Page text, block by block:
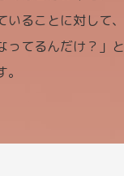
いることに対して
ってるんだけ？」